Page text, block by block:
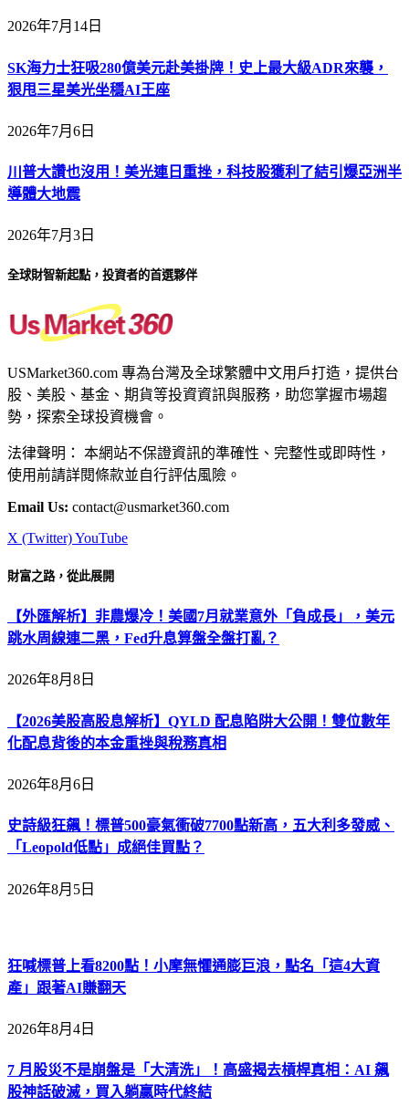
2026年7月14日
SK海力士狂吸280億美元赴美掛牌！史上最大級ADR來襲，
狠甩三星美光坐穩AI王座
2026年7月6日
川普大讚也沒用！美光連日重挫，科技股獲利了結引爆亞洲半
導體大地震
2026年7月3日
全球財智新起點，投資者的首選夥伴
USMarket360.com 專為台灣及全球繁體中文用戶打造，提供台
股、美股、基金、期貨等投資資訊與服務，助您掌握市場趨
勢，探索全球投資機會。
法律聲明： 本網站不保證資訊的準確性、完整性或即時性，
使用前請詳閱條款並自行評估風險。
Email Us: contact@usmarket360.com
X (Twitter)YouTube
財富之路，從此展開
【外匯解析】非農爆冷！美國7月就業意外「負成長」，美元
跳水周線連二黑，Fed升息算盤全盤打亂？
2026年8月8日
【2026美股高股息解析】QYLD 配息陷阱大公開！雙位數年
化配息背後的本金重挫與稅務真相
2026年8月6日
史詩級狂飆！標普500豪氣衝破7700點新高，五大利多發威、
「Leopold低點」成絕佳買點？
2026年8月5日
狂喊標普上看8200點！小摩無懼通膨巨浪，點名「這4大資
產」跟著AI賺翻天
2026年8月4日
7 月股災不是崩盤是「大清洗」！高盛揭去槓桿真相：AI 飆
股神話破滅，買入躺贏時代終結